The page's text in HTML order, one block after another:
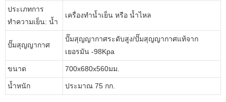
ประเภทการ
ทำความเย็น: น้ำ
เครื่องทำน้ำเย็น หรือ น้ำไหล
ปั๊มสุญญากาศ
ปั๊มสุญญากาศระดับสูง/ปั๊มสุญญากาศแท้จาก
เยอรมัน -98Kpa
ขนาด 700x680x560มม.
น้ำหนัก ประมาณ 75 กก.